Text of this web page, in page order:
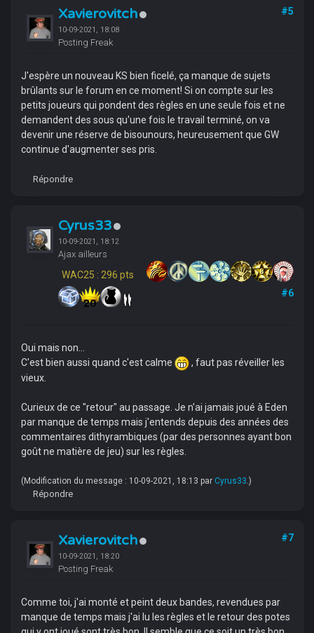
Xavierovitch
10-09-2021, 18:08
Posting Freak
#5
J'espère un nouveau KS bien ficelé, ça manque de sujets
brûlants sur le forum en ce moment! Si on compte sur les
petits joueurs qui pondent des règles en une seule fois et ne
demandent des sous qu'une fois le travail terminé, on va
devenir une réserve de bisounours, heureusement que GW
continue d'augmenter ses pris.
Répondre
Cyrus33
10-09-2021, 18:12
Ajax ailleurs
WAC25 : 296 pts
#6
Oui mais non...
C'est bien aussi quand c'est calme
, faut pas réveiller les
vieux.
Curieux de ce "retour" au passage. Je n'ai jamais joué à Eden
par manque de temps mais j'entends depuis des années des
commentaires dithyrambiques (par des personnes ayant bon
goût ne matière de jeu) sur les règles.
(Modification du message : 10-09-2021, 18:13 par Cyrus33 .)
Répondre
Xavierovitch
10-09-2021, 18:20
Posting Freak
#7
Comme toi, j'ai monté et peint deux bandes, revendues par
manque de temps mais j'ai lu les règles et le retour des potes